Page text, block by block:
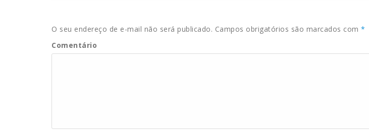
O seu endereço de e-mail não será publicado. Campos obrigatórios são marcados com *
Comentário